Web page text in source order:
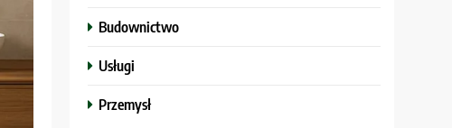
Budownictwo
Usługi
Przemysł